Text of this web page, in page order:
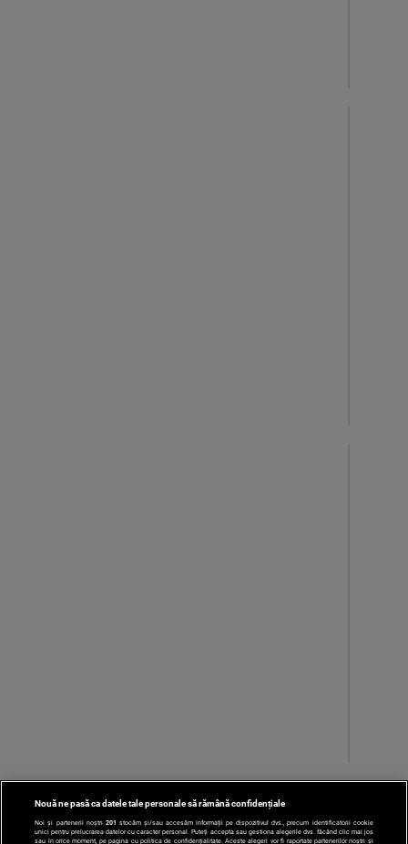
‹ 1 ... 205 ... 201
Nouă ne pasă ca datele tale personale să rămână confidențiale
Noi și partenerii noștri 201 stocăm și/sau accesăm informații pe dispozitivul dvs., precum identificatorii cookie
unici pentru prelucrarea datelor cu caracter personal. Puteți accepta sau gestiona alegerile dvs. făcând clic mai jos
sau în orice moment, pe pagina cu politica de confidențialitate. Aceste alegeri vor fi raportate partenerilor noștri și